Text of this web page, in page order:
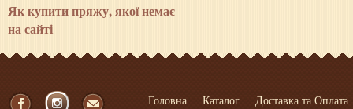
Як купити пряжу, якої немає
на сайті
Головна Каталог Доставка та Оплата